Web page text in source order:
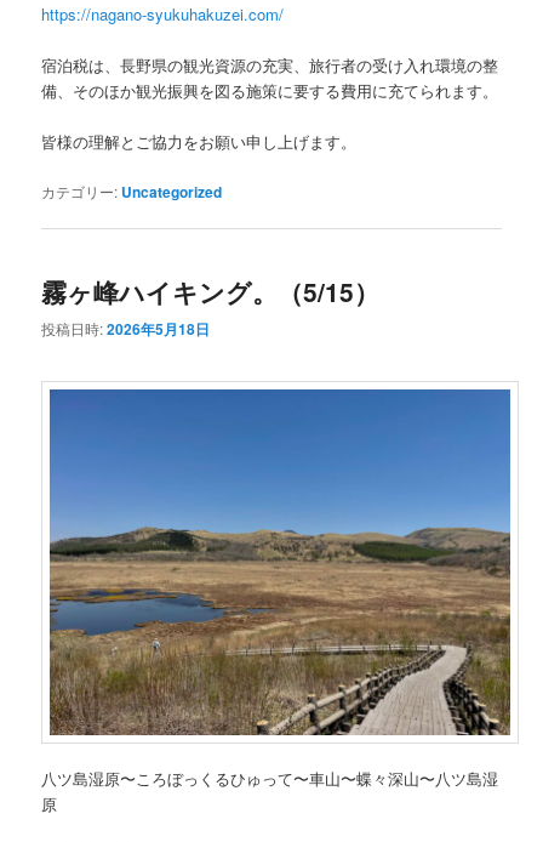
https://nagano-syukuhakuzei.com/
宿泊税は、長野県の観光資源の充実、旅行者の受け入れ環境の整
備、そのほか観光振興を図る施策に要する費用に充てられます。
皆様の理解とご協力をお願い申し上げます。
カテゴリー: Uncategorized
霧ヶ峰ハイキング。（5/15）
投稿日時:2026年5月18日
八ツ島湿原〜ころぼっくるひゅって〜車山〜蝶々深山〜八ツ島湿
原